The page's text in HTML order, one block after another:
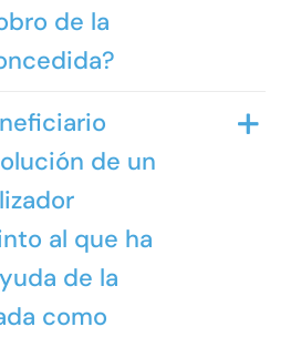
de la
de un
al que ha
de la
como